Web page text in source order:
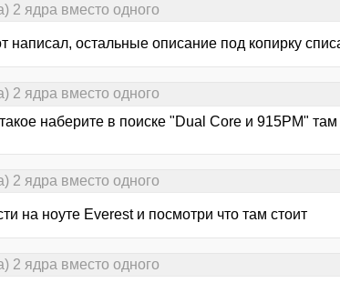
2 ядра вместо одного
написал, остальные описание под копирку
2 ядра вместо одного
наберите в поиске "Dual Core и 915PM"
2 ядра вместо одного
на ноуте Everest и посмотри что там стоит
2 ядра вместо одного